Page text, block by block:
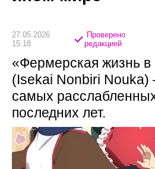
27.05.2026
15:18
Проверено
редакцией
«Фермерская жизнь
(Isekai Nonbiri
самых
последних лет.